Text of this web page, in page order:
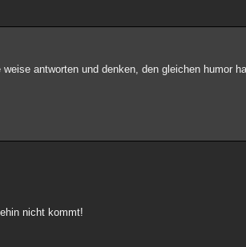
antworten und denken, den gleichen humor
nicht kommt!